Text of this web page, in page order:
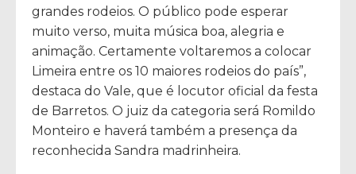
grandes rodeios. O público pode esperar
muito verso, muita música boa, alegria e
animação. Certamente voltaremos a colocar
Limeira entre os 10 maiores rodeios do país”,
destaca do Vale, que é locutor oficial da festa
de Barretos. O juiz da categoria será Romildo
Monteiro e haverá também a presença da
reconhecida Sandra madrinheira.